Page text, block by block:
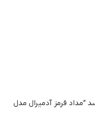
“مداد قرمز آدمیرال مدل